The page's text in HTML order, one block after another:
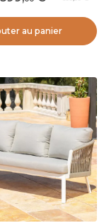
au panier